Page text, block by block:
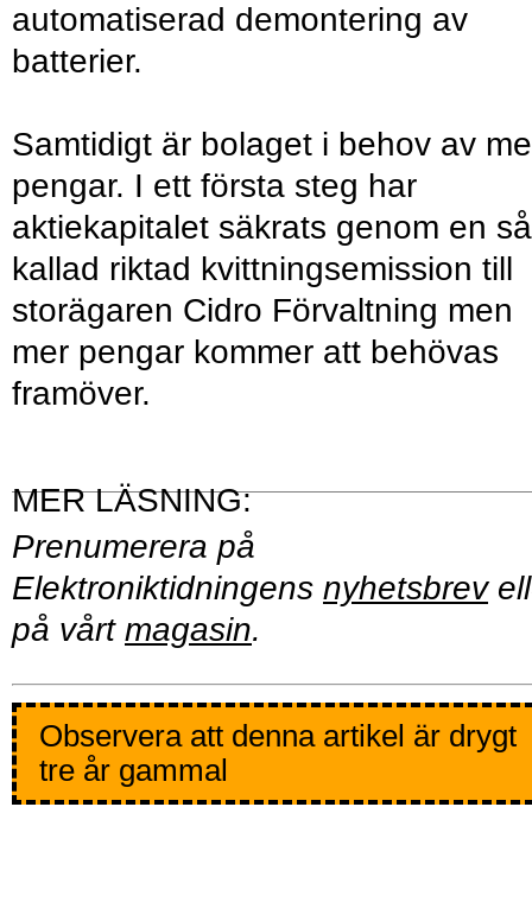
automatiserad demontering av
batterier.
Samtidigt är bolaget i behov av
pengar. I ett första steg har
aktiekapitalet säkrats genom en så
kallad riktad kvittningsemission till
storägaren Cidro Förvaltning men
mer pengar kommer att behövas
framöver.
Prenumerera på
Elektroniktidningens nyhetsbrev
på vårt magasin.
Observera att denna artikel är drygt
tre år gammal